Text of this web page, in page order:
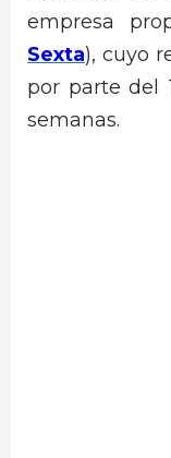
empresa
Sexta), cuyo
por parte del
semanas.